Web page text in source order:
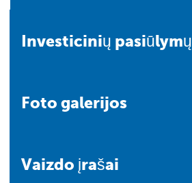
Investicinių pasiūlymų
Foto galerijos
Vaizdo įrašai